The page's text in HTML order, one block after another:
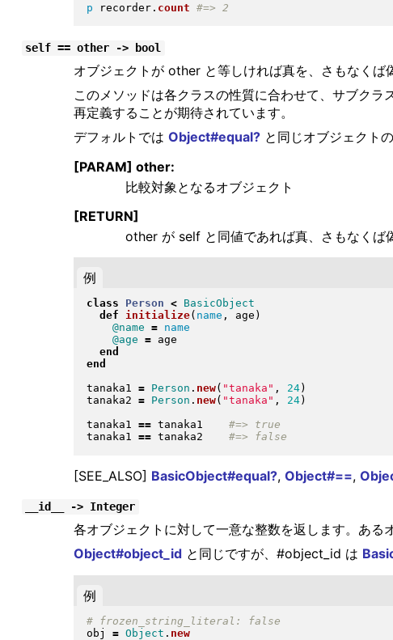
p recorder. count
self == other -> bool
オブジェクトが other と等しければ真を、さもなくば
このメソッドは各クラスの性質に合わせて、サブク
再定義することが期待されています。
デフォルトでは Object#equal?と同じオブジェクト
[PARAM] other:
比較対象となるオブジェクト
[RETURN]
other が self と同値であれば真、さもなくば
例
class Person <
BasicObject
def
initialize( name , age )
@name =
name
@age = age
end
end
tanaka1 = Person . new( "tanaka " , 24)
tanaka2 = Person . new( "tanaka " , 24)
tanaka1 == tanaka1
tanaka1 == tanaka2
[SEE_ALSO] BasicObject#equal?, Object#==,
__id__ -> Integer
各オブジェクトに対して一意な整数を返します。ある
Object#object_idと同じですが、#object_id は
例
obj = Object . new